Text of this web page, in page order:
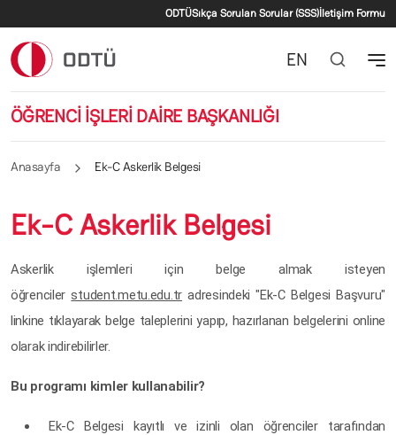
İkincil menü
ODTÜSıkça Sorulan Sorular (SSS)İletişim Formu
ÖĞRENCİ İŞLERİ DAİRE BAŞKANLIĞI
EN
Anasayfa Ek-C Askerlik Belgesi
Ek-C Askerlik Belgesi
Askerlik işlemleri için belge almak isteyen
öğrencilerstudent.metu.edu.tr adresindeki "Ek-C Belgesi Başvuru"
linkine tıklayarak belge taleplerini yapıp, hazırlanan belgelerini online
olarak indirebilirler.
Bu programı kimler kullanabilir?
Ek-C Belgesi kayıtlı ve izinli olan öğrenciler tarafından